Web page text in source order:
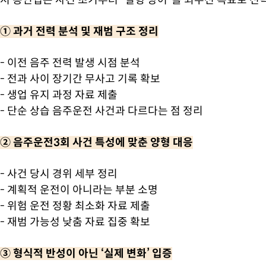
① 과거 전력 분석 및 재범 구조 정리
- 이전 음주 전력 발생 시점 분석
- 전과 사이 장기간 무사고 기록 확보
- 생업 유지 과정 자료 제출
- 단순 상습 음주운전 사건과 다르다는 점 정리
② 음주운전3회 사건 특성에 맞춘 양형 대응
- 사건 당시 경위 세부 정리
- 계획적 운전이 아니라는 부분 소명
- 위험 운전 정황 최소화 자료 제출
- 재범 가능성 낮춤 자료 집중 확보
③ 형식적 반성이 아닌 ‘실제 변화’ 입증